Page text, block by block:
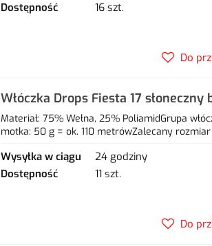
Dostępność
16 szt.
Do
Włóczka Drops Fiesta 17 słoneczny
25% poliamid
Materiał: 75% Wełna, 25% PoliamidGrupa
motka: 50 g = ok. 110 metrówZalecany
Wysyłka w ciągu
24 godziny
Dostępność
11 szt.
Do